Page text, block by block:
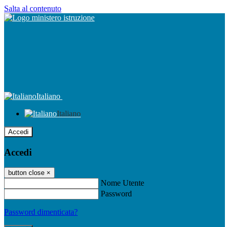
Salta al contenuto
Italiano
Italiano
Accedi
Accedi
button close ×
Nome Utente
Password
Password dimenticata?